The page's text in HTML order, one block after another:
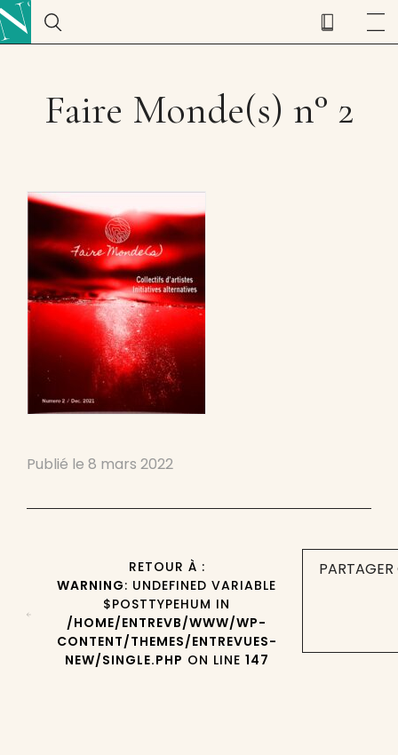
Faire Monde(s) n° 2
Publié le 8 mars 2022
RETOUR À :
WARNING: UNDEFINED VARIABLE
$POSTTYPEHUM IN
/HOME/ENTREVB/WWW/WP-
CONTENT/THEMES/ENTREVUES-
NEW/SINGLE.PHP ON LINE 147